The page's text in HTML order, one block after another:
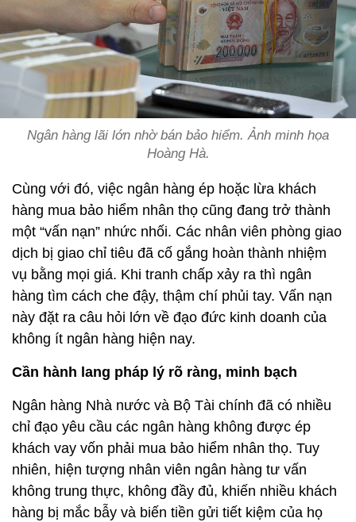
Ngân hàng lãi lớn nhờ bán bảo hiểm. Ảnh minh họa
Hoàng Hà.
Cùng với đó, việc ngân hàng ép hoặc lừa khách
hàng mua bảo hiểm nhân thọ cũng đang trở thành
một “vấn nạn” nhức nhối. Các nhân viên phòng giao
dịch bị giao chỉ tiêu đã cố gắng hoàn thành nhiệm
vụ bằng mọi giá. Khi tranh chấp xảy ra thì ngân
hàng tìm cách che đậy, thậm chí phủi tay. Vấn nạn
này đặt ra câu hỏi lớn về đạo đức kinh doanh của
không ít ngân hàng hiện nay.
Cần hành lang pháp lý rõ ràng, minh bạch
Ngân hàng Nhà nước và Bộ Tài chính đã có nhiều
chỉ đạo yêu cầu các ngân hàng không được ép
khách vay vốn phải mua bảo hiểm nhân thọ. Tuy
nhiên, hiện tượng nhân viên ngân hàng tư vấn
không trung thực, không đầy đủ, khiến nhiều khách
hàng bị mắc bẫy và biến tiền gửi tiết kiệm của họ